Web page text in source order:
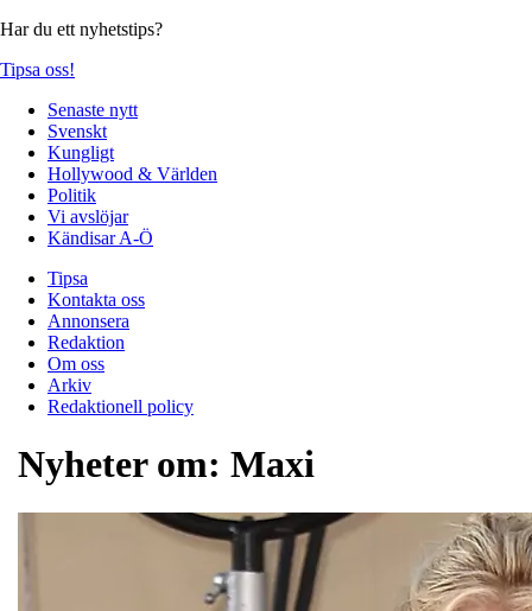
Har du ett nyhetstips?
Tipsa oss!
Senaste nytt
Svenskt
Kungligt
Hollywood & Världen
Politik
Vi avslöjar
Kändisar A-Ö
Tipsa
Kontakta oss
Annonsera
Redaktion
Om oss
Arkiv
Redaktionell policy
Nyheter om: Maxi